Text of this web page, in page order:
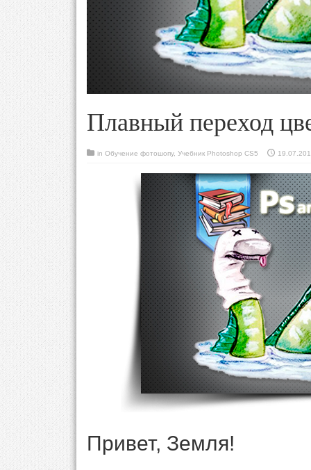
Плавный переход
in Обучение фотошопу, Учебник Photoshop CS5
Привет, Земля!